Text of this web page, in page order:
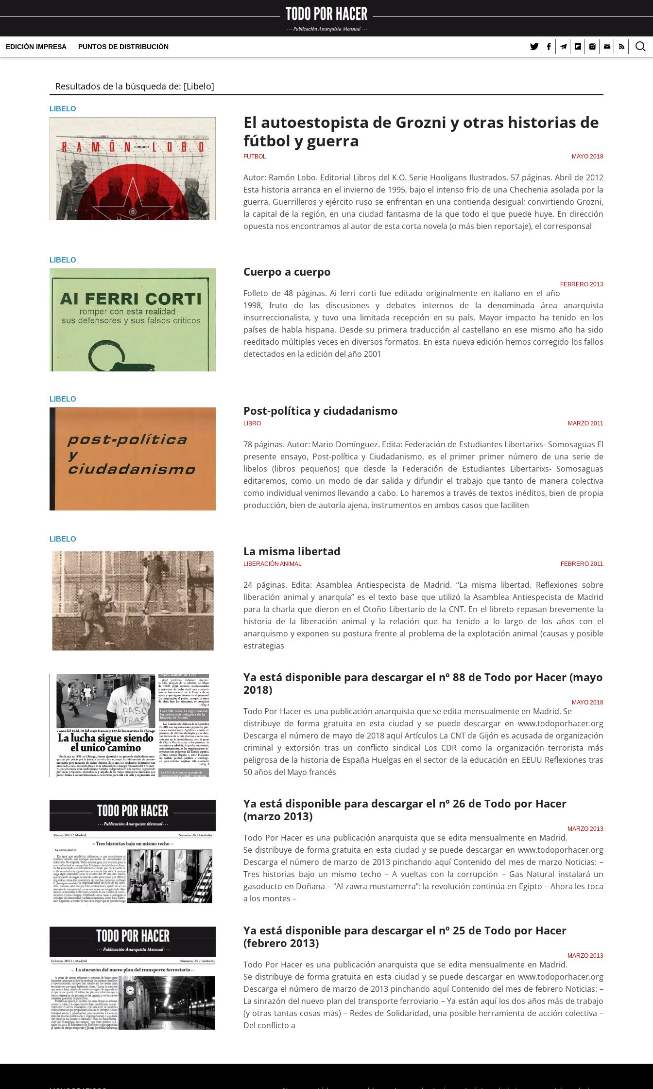
EDICIÓN IMPRESA PUNTOS DE DISTRIBUCIÓN
Resultados de la búsqueda de: [Libelo]
LIBELO
El autoestopista de Grozni y otras historias de
fútbol y guerra
FUTBOL MAYO 2018
Autor: Ramón Lobo. Editorial Libros del K.O. Serie Hooligans Ilustrados. 57 páginas. Abril de 2012
Esta historia arranca en el invierno de 1995, bajo el intenso frío de una Chechenia asolada por la
guerra. Guerrilleros y ejército ruso se enfrentan en una contienda desigual; convirtiendo Grozni,
la capital de la región, en una ciudad fantasma de la que todo el que puede huye. En dirección
opuesta nos encontramos al autor de esta corta novela (o más bien reportaje), el corresponsal
LIBELO
Cuerpo a cuerpo
FEBRERO 2013
Folleto de 48 páginas. Ai ferri corti fue editado originalmente en italiano en el año
1998, fruto de las discusiones y debates internos de la denominada área anarquista
insurreccionalista, y tuvo una limitada recepción en su país. Mayor impacto ha tenido en los
países de habla hispana. Desde su primera traducción al castellano en ese mismo año ha sido
reeditado múltiples veces en diversos formatos. En esta nueva edición hemos corregido los fallos
detectados en la edición del año 2001
LIBELO
Post-política y ciudadanismo
LIBRO MARZO 2011
78 páginas. Autor: Mario Domínguez. Edita: Federación de Estudiantes Libertarixs- Somosaguas El
presente ensayo, Post-política y Ciudadanismo, es el primer primer número de una serie de
libelos (libros pequeños) que desde la Federación de Estudiantes Libertarixs- Somosaguas
editaremos, como un modo de dar salida y difundir el trabajo que tanto de manera colectiva
como individual venimos llevando a cabo. Lo haremos a través de textos inéditos, bien de propia
producción, bien de autoría ajena, instrumentos en ambos casos que faciliten
LIBELO
La misma libertad
LIBERACIÓN ANIMAL FEBRERO 2011
24 páginas. Edita: Asamblea Antiespecista de Madrid. “La misma libertad. Reflexiones sobre
liberación animal y anarquía” es el texto base que utilizó la Asamblea Antiespecista de Madrid
para la charla que dieron en el Otoño Libertario de la CNT. En el libreto repasan brevemente la
historia de la liberación animal y la relación que ha tenido a lo largo de los años con el
anarquismo y exponen su postura frente al problema de la explotación animal (causas y posible
estrategias
Ya está disponible para descargar el nº 88 de Todo por Hacer (mayo
2018)
MAYO 2018
Todo Por Hacer es una publicación anarquista que se edita mensualmente en Madrid. Se
distribuye de forma gratuita en esta ciudad y se puede descargar en www.todoporhacer.org
Descarga el número de mayo de 2018 aquí Artículos La CNT de Gijón es acusada de organización
criminal y extorsión tras un conflicto sindical Los CDR como la organización terrorista más
peligrosa de la historia de España Huelgas en el sector de la educación en EEUU Reflexiones tras
50 años del Mayo francés
Ya está disponible para descargar el nº 26 de Todo por Hacer
(marzo 2013)
MARZO 2013
Todo Por Hacer es una publicación anarquista que se edita mensualmente en Madrid.
Se distribuye de forma gratuita en esta ciudad y se puede descargar en www.todoporhacer.org
Descarga el número de marzo de 2013 pinchando aquí Contenido del mes de marzo Noticias: –
Tres historias bajo un mismo techo – A vueltas con la corrupción – Gas Natural instalará un
gasoducto en Doñana – “Al zawra mustamerra”: la revolución continúa en Egipto – Ahora les toca
a los montes –
Ya está disponible para descargar el nº 25 de Todo por Hacer
(febrero 2013)
MARZO 2013
Todo Por Hacer es una publicación anarquista que se edita mensualmente en Madrid.
Se distribuye de forma gratuita en esta ciudad y se puede descargar en www.todoporhacer.org
Descarga el número de marzo de 2013 pinchando aquí Contenido del mes de febrero Noticias: –
La sinrazón del nuevo plan del transporte ferroviario – Ya están aquí los dos años más de trabajo
(y otras tantas cosas más) – Redes de Solidaridad, una posible herramienta de acción colectiva –
Del conflicto a